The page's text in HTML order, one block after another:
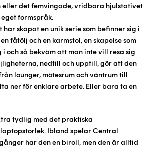
eller det femvingade, vridbara hjulstativet
formspråk.
har skapat en unik serie som befinner sig i
fåtölj och en karmstol, en skapelse som
och så bekväm att man inte vill resa sig
nedtill och upptill, gör att den
lounger, mötesrum och väntrum till
ner för enklare arbete. Eller bara ta en
tydlig med det praktiska
Ibland spelar Central
har den en biroll, men den är alltid